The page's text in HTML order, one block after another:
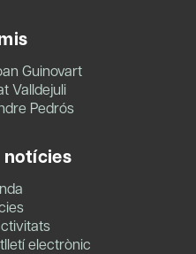
Guinovart
Valldejuli
Pedrós
notícies
electrònic